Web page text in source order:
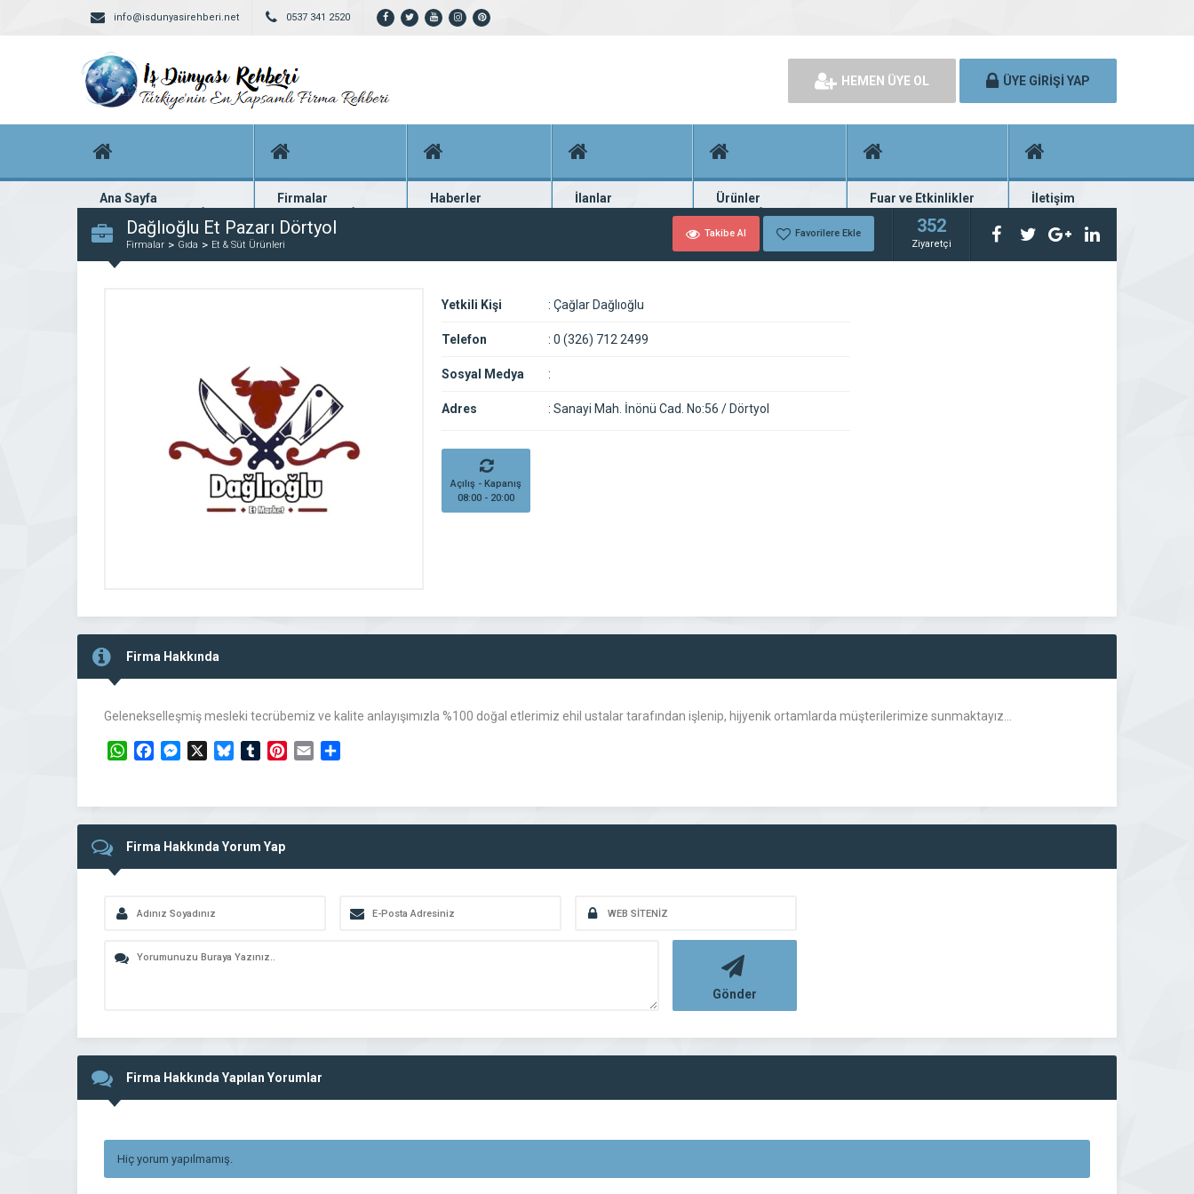
info@isdunyasirehberi.net 0537 341 2520
HEMEN ÜYE OL ÜYE GİRİŞİ YAP
Ana Sayfa
Firma rehberi ana sayfanız
Firmalar
Yüzlerce kayıtlı firma
Haberler
En güncel haberler
İlanlar
Güncel seri ilanlar
Ürünler
Binlerce firma ürünü
Fuar ve Etkinlikler
Fuar ve etkinlik planları
İletişim
Bize ulaşın
Dağlıoğlu Et Pazarı Dörtyol
Firmalar Gıda Et & Süt Ürünleri
Takibe Al Favorilere Ekle 352
Ziyaretçi
Yetkili Kişi : Çağlar Dağlıoğlu
Telefon : 0 (326) 712 2499
Sosyal Medya :
Adres : Sanayi Mah. İnönü Cad. No:56 / Dörtyol
Açılış - Kapanış
08:00 - 20:00
Firma Hakkında
Gelenekselleşmiş mesleki tecrübemiz ve kalite anlayışımızla %100 doğal etlerimiz ehil ustalar tarafından işlenip, hijyenik ortamlarda müşterilerimize sunmaktayız…
WhatsAppFacebookMessengerBlueskyTumblrPinterest
Email
Firma Hakkında Yorum Yap
Gönder
Firma Hakkında Yapılan Yorumlar
Hiç yorum yapılmamış.